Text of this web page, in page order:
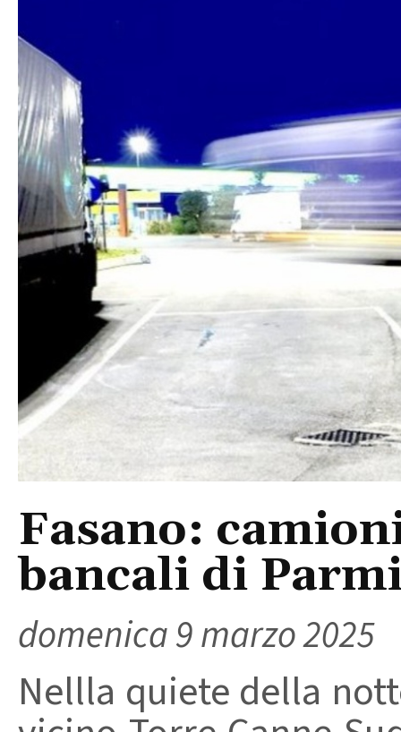
Fasano:
bancali di
domenica 9 marzo 2025
Nellla quiete della